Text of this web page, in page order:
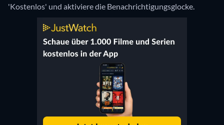
'Kostenlos' und aktiviere die Benachrichtigungsglocke.